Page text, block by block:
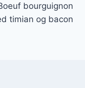
bourguignon
timian og bacon